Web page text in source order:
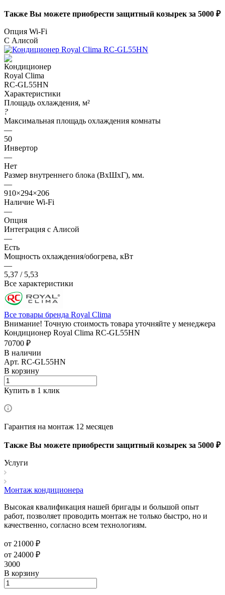
Также Вы можете приобрести защитный козырек за 5000 ₽
Опция Wi-Fi
С Алисой
Характеристики
Площадь охлаждения, м²
?
Максимальная площадь охлаждения комнаты
—
50
Инвертор
—
Нет
Размер внутреннего блока (ВхШхГ), мм.
—
910×294×206
Наличие Wi-Fi
—
Опция
Интеграция с Алисой
—
Есть
Мощность охлаждения/обогрева, кВт
—
5,37 / 5,53
Все характеристики
Все товары бренда Royal Clima
Внимание! Точную стоимость товара уточняйте у менеджера
Кондиционер Royal Clima RC-GL55HN
70700 ₽
В наличии
Арт. RC-GL55HN
В корзину
Купить в 1 клик
Гарантия на монтаж 12 месяцев
Также Вы можете приобрести защитный козырек за 5000 ₽
Услуги
Монтаж кондиционера
Высокая квалификация нашей бригады и большой опыт
работ, позволяет проводить монтаж не только быстро, но и
качественно, согласно всем технологиям.
от 21000 ₽
от 24000 ₽
3000
В корзину